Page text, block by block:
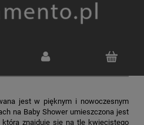
jest w pięknym i nowoczesnym
na Baby Shower umieszczona jest
znajduje się na tle kwiecistego